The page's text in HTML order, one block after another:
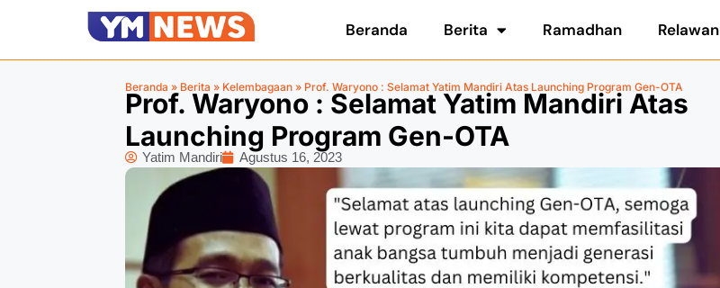
Beranda Berita Ramadhan Relawan
Beranda » Berita » Kelembagaan » Prof. Waryono : Selamat Yatim Mandiri Atas Launching Program Gen-OTA
Prof. Waryono : Selamat Yatim Mandiri Atas
Launching Program Gen-OTA
Yatim Mandiri Agustus 16, 2023